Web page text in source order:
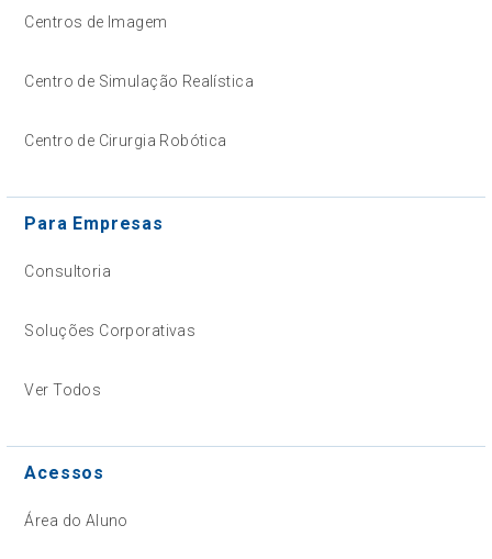
Centros de Imagem
Centro de Simulação Realística
Centro de Cirurgia Robótica
Para Empresas
Consultoria
Soluções Corporativas
Ver Todos
Acessos
Área do Aluno